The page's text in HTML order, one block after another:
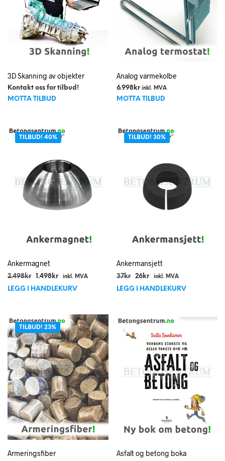
3D Skanning av objekter
Kontakt oss for tilbud!
MOTTA TILBUD
Analog varmekolbe
6.998 kr inkl. MVA
MOTTA TILBUD
TILBUD! 40%
Ankermagnet
2.498kr
Opprinnelig
pris
1.498 kr
Nåværende
pris
inkl. MVA
LEGG I HANDLEKURV
TILBUD! 30%
Ankermansjett
37kr
Opprinnelig
pris
26 kr
Nåværende
pris
inkl. MVA
LEGG I HANDLEKURV
TILBUD! 23%
Armeringsfiber Asfalt og betong boka